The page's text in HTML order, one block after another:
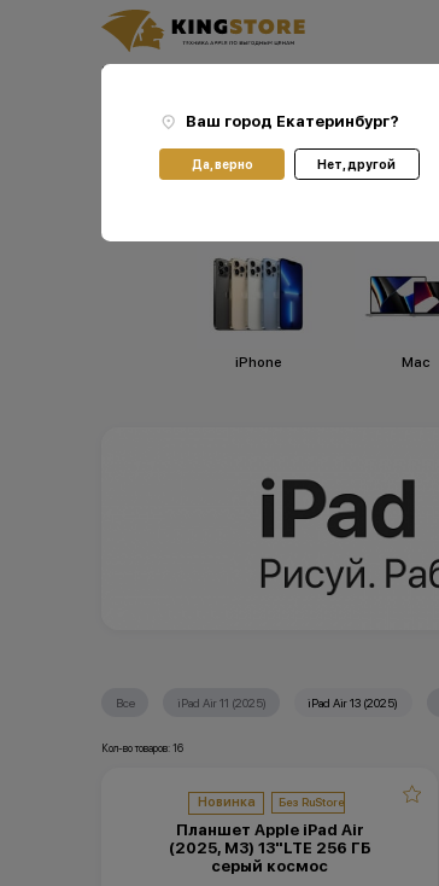
Ваш город:
Ваш город Екатеринбург?
Да, верно Нет, другой
Планшеты
iPhone Мас
Все iPad Air 11 (2025) iPad Air 13 (2025)
Кол-во товаров: 16
Новинка
Планшет Apple iPad Air
(2025, M3) 13"LTE 256 ГБ
серый космос